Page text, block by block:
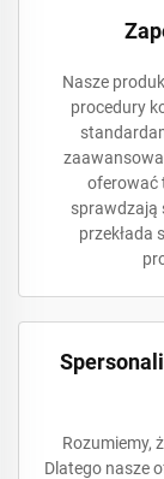
Nasze
procedury
oferować
sprawdzają
przekłada
Rozumiemy,
Dlatego nasze